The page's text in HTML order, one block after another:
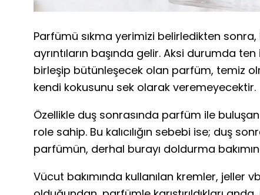
Parfümü sıkma yerimizi belirledikten
ayrıntıların başında gelir. Aksi durumda
birleşip bütünleşecek olan parfüm, temiz
kendi kokusunu sek olarak veremeyecektir.
Özellikle duş sonrasında parfüm ile
role sahip. Bu kalıcılığın sebebi ise; duş
parfümün, derhal burayı doldurma
Vücut bakımında kullanılan kremler, jeller